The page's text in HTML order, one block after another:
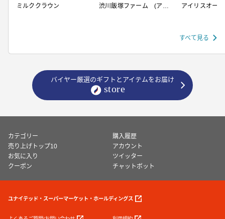
ミルククラウン
渋川飯塚ファーム (アイ
アイリスオー
すべて見る
バイヤー厳選のギフトとアイテムをお届け
カテゴリー
購入履歴
売り上げトップ10
アカウント
お気に入り
ツイッター
クーポン
チャットボット
ユナイテッド・スーパーマーケット・ホールディングス